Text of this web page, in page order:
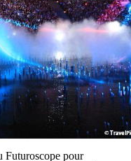
Futuroscope pour